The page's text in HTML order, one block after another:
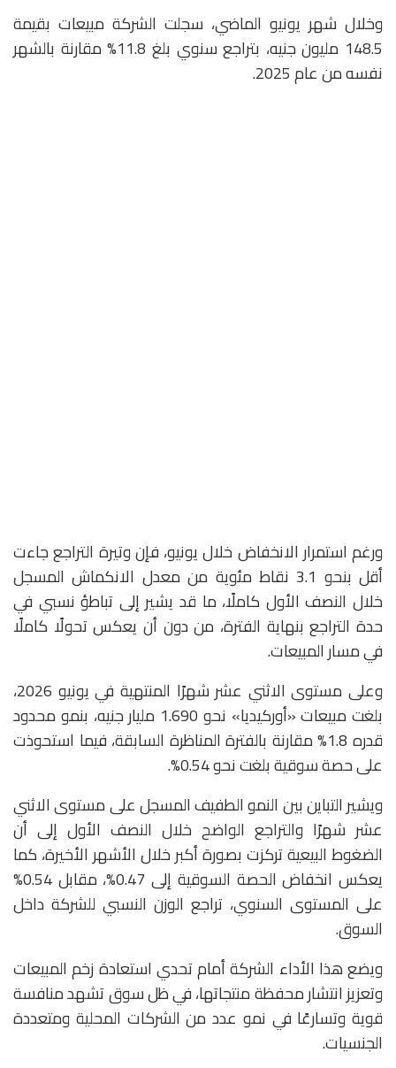
وخلال شهر يونيو الماضي، سجلت الشركة مبيعات بقيمة
148.5 مليون جنيه، بتراجع سنوي بلغ 11.8% مقارنة بالشهر
نفسه من عام 2025.
ورغم استمرار الانخفاض خلال يونيو، فإن وتيرة التراجع جاءت
أقل بنحو 3.1 نقاط مئوية من معدل الانكماش المسجل
خلال النصف الأول كاملًا، ما قد يشير إلى تباطؤ نسبي في
حدة التراجع بنهاية الفترة، من دون أن يعكس تحولًا كاملًا
في مسار المبيعات.
وعلى مستوى الاثني عشر شهرًا المنتهية في يونيو 2026،
بلغت مبيعات «أوركيديا» نحو 1.690 مليار جنيه، بنمو محدود
قدره 1.8% مقارنة بالفترة المناظرة السابقة، فيما استحوذت
على حصة سوقية بلغت نحو 0.54%.
ويشير التباين بين النمو الطفيف المسجل على مستوى الاثني
عشر شهرًا والتراجع الواضح خلال النصف الأول إلى أن
الضغوط البيعية تركزت بصورة أكبر خلال الأشهر الأخيرة، كما
يعكس انخفاض الحصة السوقية إلى 0.47%، مقابل 0.54%
على المستوى السنوي، تراجع الوزن النسبي للشركة داخل
السوق.
ويضع هذا الأداء الشركة أمام تحدي استعادة زخم المبيعات
وتعزيز انتشار محفظة منتجاتها، في ظل سوق تشهد منافسة
قوية وتسارعًا في نمو عدد من الشركات المحلية ومتعددة
الجنسيات.